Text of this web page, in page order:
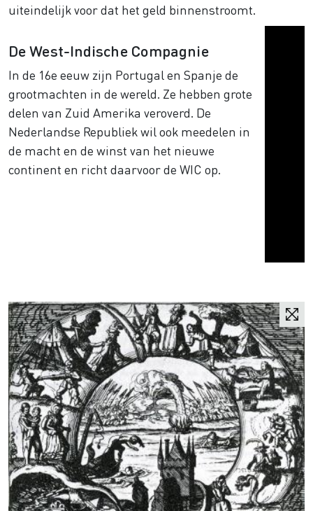
uiteindelijk voor dat het geld binnenstroomt.
De West-Indische Compagnie
In de 16e eeuw zijn Portugal en Spanje de
grootmachten in de wereld. Ze hebben grote
delen van Zuid Amerika veroverd. De
Nederlandse Republiek wil ook meedelen in
de macht en de winst van het nieuwe
continent en richt daarvoor de WIC op.